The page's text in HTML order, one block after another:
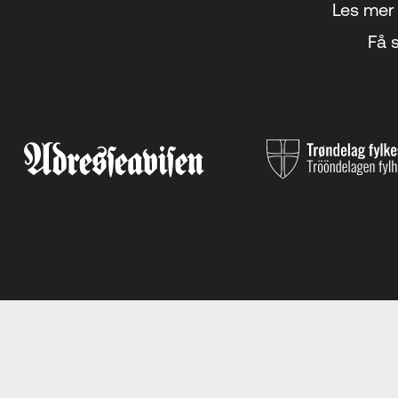
Les
Få